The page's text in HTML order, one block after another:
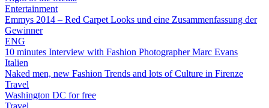
Entertainment
Emmys 2014 – Red Carpet Looks und eine Zusammenfassung der
Gewinner
ENG
10 minutes Interview with Fashion Photographer Marc Evans
Italien
Naked men, new Fashion Trends and lots of Culture in Firenze
Travel
Washington DC for free
Travel